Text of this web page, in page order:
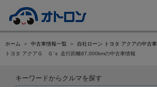
ホーム 中古車情報一覧
自社ローン トヨタ アクアの中古車
トヨタ アクアＧ Ｇ’ｓ 走行距離87,000kmの中古車情報
キーワードからクルマを探す